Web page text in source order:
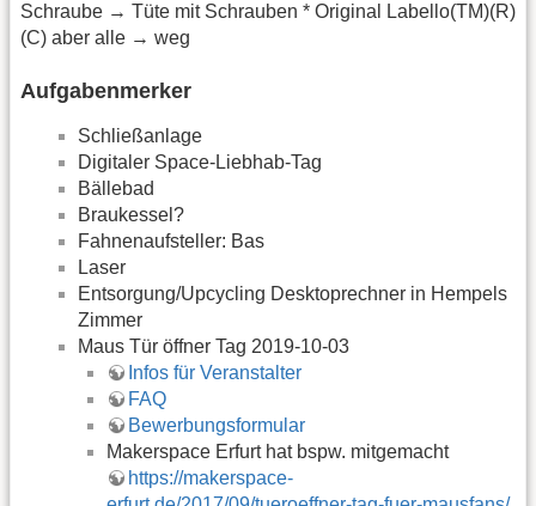
Schraube → Tüte mit Schrauben * Original Labello(TM)(R)
(C) aber alle → weg
Aufgabenmerker
Schließanlage
Digitaler Space-Liebhab-Tag
Bällebad
Braukessel?
Fahnenaufsteller: Bas
Laser
Entsorgung/Upcycling Desktoprechner in Hempels
Zimmer
Maus Tür öffner Tag 2019-10-03
Infos für Veranstalter
FAQ
Bewerbungsformular
Makerspace Erfurt hat bspw. mitgemacht
https://makerspace-